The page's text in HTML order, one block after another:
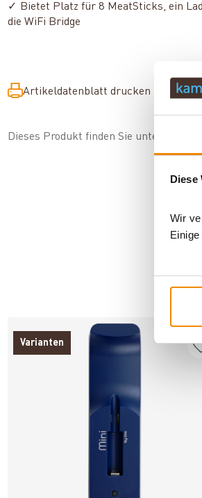
Diese
Wir
✓ Bietet Platz für 8 MeatSticks, ein
die WiFi Bridge
Artikeldatenblatt drucken Frage
Dieses Produkt finden Sie unter:
Varianten